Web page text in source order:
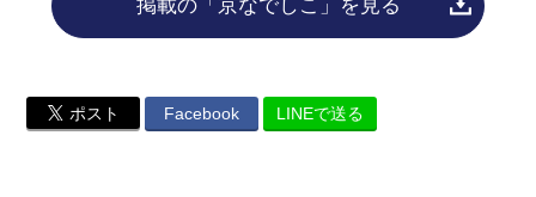
掲載の「京なでしこ」を見る
ポスト Facebook LINEで送る